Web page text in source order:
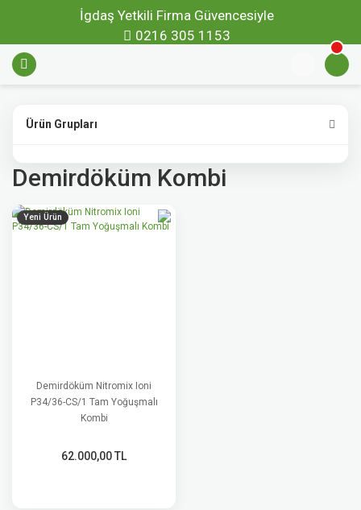
İgdaş Yetkili Firma Güvencesiyle
0216 305 1153
Ürün Grupları
Demirdöküm Kombi
Yeni Ürün
Demirdöküm Nitromix Ioni
P34/36-CS/1 Tam Yoğuşmalı
Kombi
62.000,00 TL